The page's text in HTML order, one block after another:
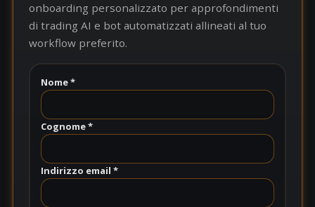
onboarding personalizzato per approfondimenti
di trading AI e bot automatizzati allineati al tuo
workflow preferito.
Nome *
Cognome *
Indirizzo email *